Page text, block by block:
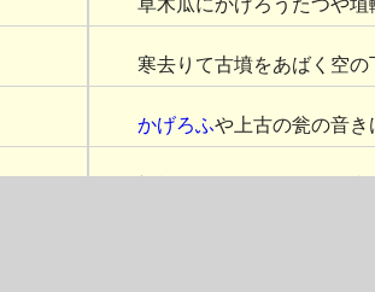
草木瓜にかげろうたつや埴
寒去りて古墳をあばく空の
かげろふや上古の瓮の音き